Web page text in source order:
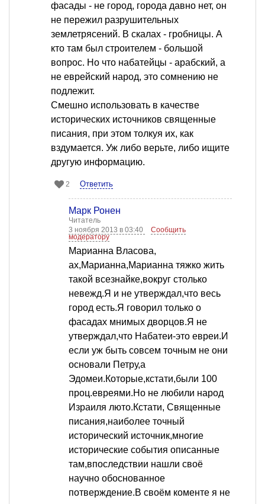
фасады - не город, города давно нет, он
не пережил разрушительных
землетрясений. В скалах - гробницы. А
кто там был строителем - большой
вопрос. Но что набатейцы - арабский, а
не еврейский народ, это сомнению не
подлежит.
Смешно использовать в качестве
исторических источников священные
писания, при этом толкуя их, как
вздумается. Уж либо верьте, либо ищите
другую информацию.
2 Ответить
Марк Ронен
Читатель
3 ноября 2013 в 03:40
Сообщить
модератору
Марианна Власова,
ах,Марианна,Марианна тяжко жить
такой всезнайке,вокруг столько
невежд.Я и не утверждал,что весь
город есть.Я говорил только о
фасадах мнимых дворцов.Я не
утверждал,что Набатеи-это евреи.И
если уж быть совсем точным не они
основали Петру,а
Эдомеи.Которые,кстати,были 100
проц.евреями.Но не любили народ
Израиля люто.Кстати, Священные
писания,наиболее точный
исторический источник,многие
исторические события описанные
там,впоследствии нашли своё
научно обоснованное
потверждение.В своём коменте я не